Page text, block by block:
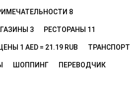
8
3 РЕСТОРАНЫ 11
1 AED = 21.19 RUB ТРАНСПОРТ
ШОППИНГ ПЕРЕВОДЧИК